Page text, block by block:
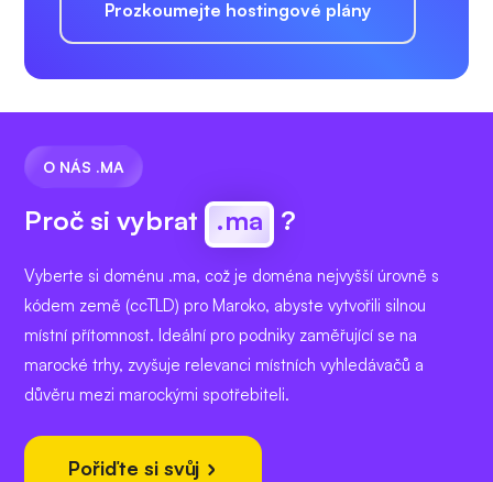
Prozkoumejte hostingové plány
O NÁS .MA
Proč si vybrat .ma ?
Vyberte si doménu .ma, což je doména nejvyšší úrovně s
kódem země (ccTLD) pro Maroko, abyste vytvořili silnou
místní přítomnost. Ideální pro podniky zaměřující se na
marocké trhy, zvyšuje relevanci místních vyhledávačů a
důvěru mezi marockými spotřebiteli.
Pořiďte si svůj